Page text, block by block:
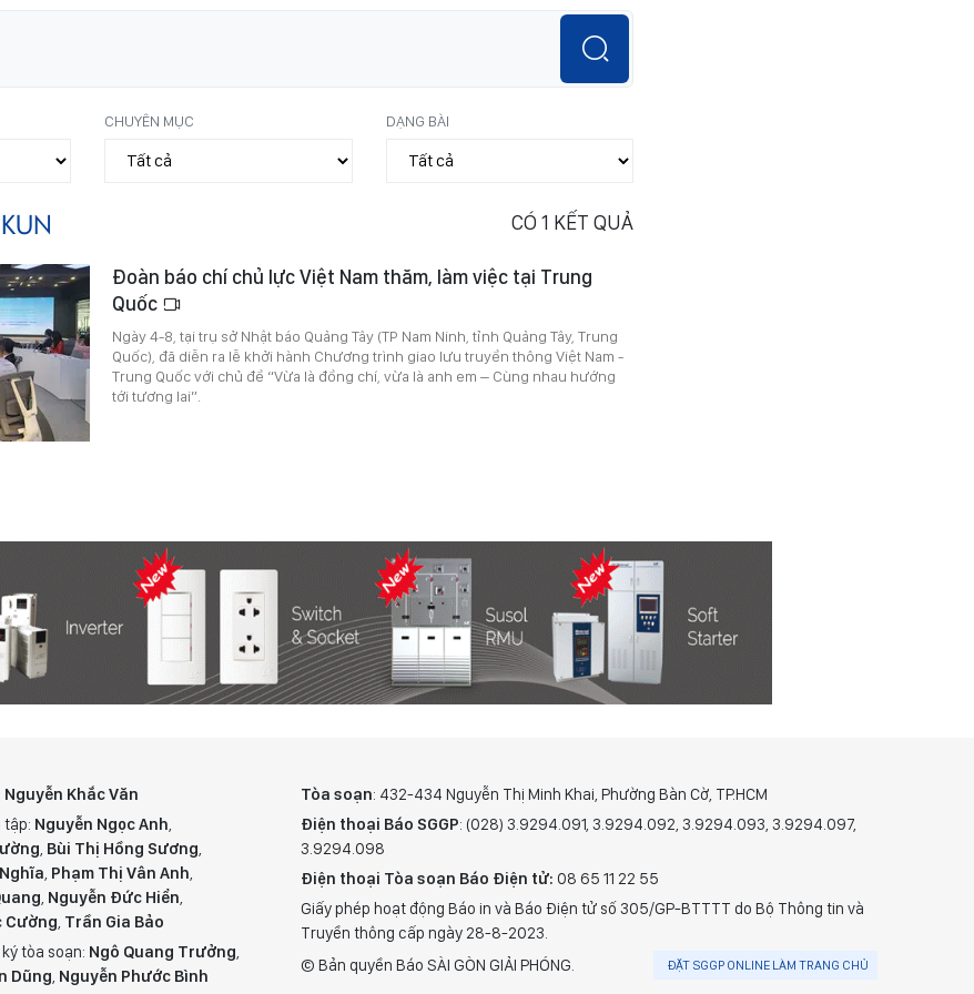
CHUYÊN MỤC DẠNG BÀI
CÓ 1 KẾT QUẢ
Đoàn báo chí chủ lực Việt Nam thăm, làm việc tại Trung
Quốc
Ngày 4-8, tại trụ sở Nhật báo Quảng Tây (TP Nam Ninh, tỉnh Quảng Tây, Trung
Quốc), đã diễn ra lễ khởi hành Chương trình giao lưu truyền thông Việt Nam -
Trung Quốc với chủ đề “Vừa là đồng chí, vừa là anh em – Cùng nhau hướng
tới tương lai”.
Nguyễn Khắc Văn
tập: Nguyễn Ngọc Anh,
, Bùi Thị Hồng Sương,
, Phạm Thị Vân Anh,
, Nguyễn Đức Hiển,
Cường, Trần Gia Bảo
tòa soạn: Ngô Quang Trưởng,
Dũng, Nguyễn Phước Bình
Tòa soạn: 432-434 Nguyễn Thị Minh Khai, Phường Bàn Cờ, TP.HCM
Điện thoại Báo SGGP: (028) 3.9294.091, 3.9294.092, 3.9294.093, 3.9294.097,
3.9294.098
Điện thoại Tòa soạn Báo Điện tử: 08 65 11 22 55
Giấy phép hoạt động Báo in và Báo Điện tử số 305/GP-BTTTT do Bộ Thông tin và
Truyền thông cấp ngày 28-8-2023.
© Bản quyền Báo SÀI GÒN GIẢI PHÓNG.
ĐẶT SGGP ONLINE LÀM TRANG CHỦ